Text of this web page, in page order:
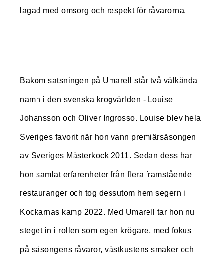
lagad med omsorg och respekt för råvarorna.
Bakom satsningen på Umarell står två välkända
namn i den svenska krogvärlden - Louise
Johansson och Oliver Ingrosso. Louise blev hela
Sveriges favorit när hon vann premiärsäsongen
av Sveriges Mästerkock 2011. Sedan dess har
hon samlat erfarenheter från flera framstående
restauranger och tog dessutom hem segern i
Kockarnas kamp 2022. Med Umarell tar hon nu
steget in i rollen som egen krögare, med fokus
på säsongens råvaror, västkustens smaker och